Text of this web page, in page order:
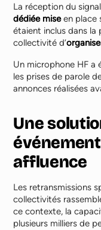
La réception du
dédiée miseen place
étaient inclus dans
collectivité d’
Un microphone HF a
les prises de parole
annonces réalisées
Une
affluence
Les retransmissions
collectivités
ce contexte, la
plusieurs milliers de